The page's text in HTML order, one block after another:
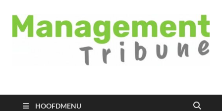
Managementtribune
HOOFDMENU